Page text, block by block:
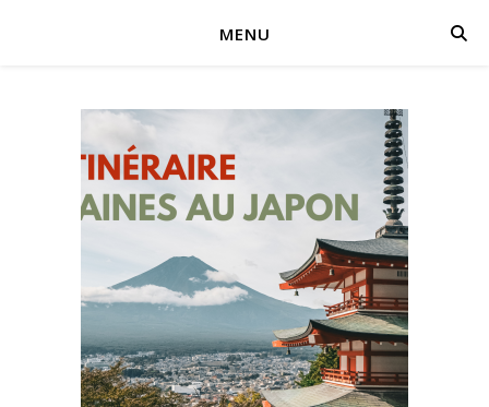
MENU